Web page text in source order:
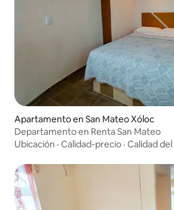
Apartamento en San Mateo Xóloc
Departamento en Renta San Mateo
Ubicación · Calidad-precio · Calidad